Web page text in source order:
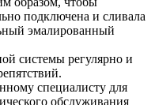
подключена и сливала
эмалированный
системы регулярно и
специалисту для
обслуживания